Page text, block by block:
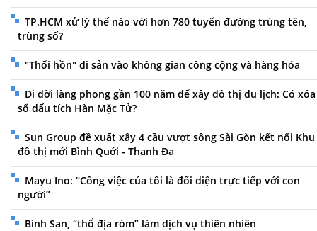
TP.HCM xử lý thế nào với hơn 780 tuyến đường trùng tên,
trùng số?
"Thổi hồn" di sản vào không gian công cộng và hàng hóa
Di dời làng phong gần 100 năm để xây đô thị du lịch: Có xóa
sổ dấu tích Hàn Mặc Tử?
Sun Group đề xuất xây 4 cầu vượt sông Sài Gòn kết nối Khu
đô thị mới Bình Quới - Thanh Đa
Mayu Ino: “Công việc của tôi là đối diện trực tiếp với con
người”
Bình San, “thổ địa ròm” làm dịch vụ thiên nhiên